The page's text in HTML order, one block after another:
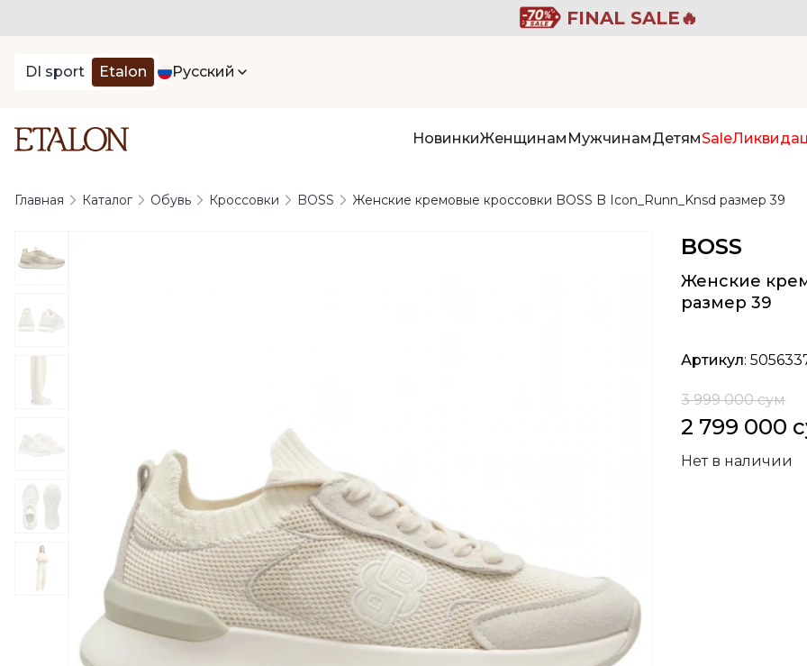
FINAL SALE🔥
DI sport Etalon Русский
НовинкиЖенщинам МужчинамДетямSale
Главная Каталог Обувь Кроссовки BOSS Женские кремовые кроссовки BOSS B Icon_Runn_Knsd размер 39
BOSS
Женские
размер 39
Артикул:
3 999 000 сум
2 799 000
Нет в наличии